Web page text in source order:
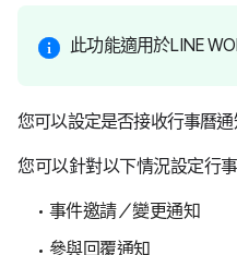
此功能適用於LINE
您可以設定是否接收行事曆通
您可以針對以下情況設定行事
事件邀請／變更通知
參與回覆通知